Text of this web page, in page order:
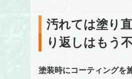
汚れては塗り
り返しはもう
塗装時にコーティングを